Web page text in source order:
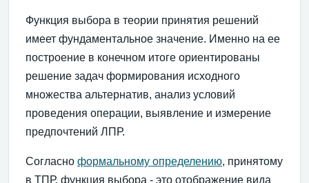
Функция выбора в теории принятия решений
имеет фундаментальное значение. Именно на ее
построение в конечном итоге ориентированы
решение задач формирования исходного
множества альтернатив, анализ условий
проведения операции, выявление и измерение
предпочтений ЛПР.
Согласно формальному определению, принятому
в ТПР, функция выбора - это отображение вида